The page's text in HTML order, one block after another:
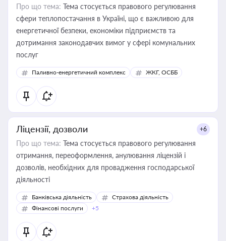
Про що тема: Тема стосується правового регулювання
сфери теплопостачання в Україні, що є важливою для
енергетичної безпеки, економіки підприємств та
дотримання законодавчих вимог у сфері комунальних
послуг
Паливно-енергетичний комплекс ЖКГ, ОСББ
Ліцензії, дозволи +6
Про що тема: Тема стосується правового регулювання
отримання, переоформлення, анулювання ліцензій і
дозволів, необхідних для провадження господарської
діяльності
Банківська діяльність
Страхова діяльність
Фінансові послуги
+5